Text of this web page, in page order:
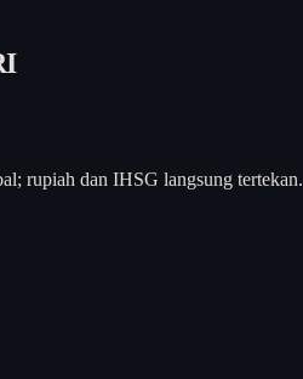
rupiah dan IHSG langsung tertekan.